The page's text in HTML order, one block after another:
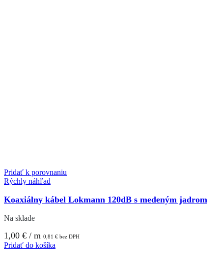
Pridať k porovnaniu
Rýchly náhľad
Koaxiálny kábel Lokmann 120dB s medeným jadrom
Na sklade
1,00 € / m 0,81 € bez DPH
Pridať do košíka